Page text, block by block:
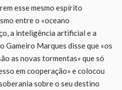
esse mesmo espírito
entre o «oceano
a inteligência artificial e a
Gameiro Marques disse que «os
as novas tormentas» que só
em cooperação» e colocou
sobre o seu destino